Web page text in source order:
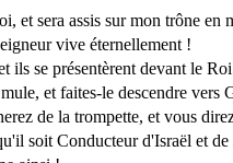
et sera assis sur mon trône en
vive éternellement !
ils se présentèrent devant le
et faites-le descendre vers
de la trompette, et vous
soit Conducteur d'Israël et de